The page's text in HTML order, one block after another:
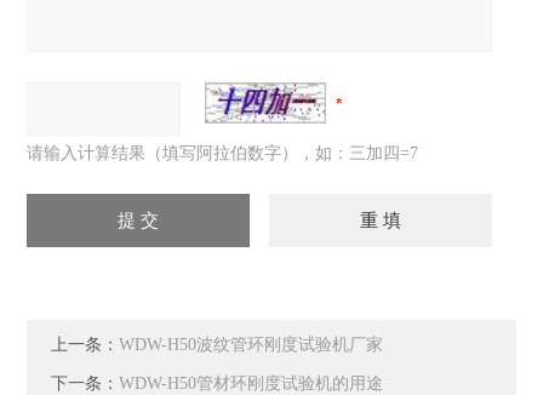
请输入计算结果（填写阿拉伯数字），如：三加四=7
上一条：WDW-H50波纹管环刚度试验机厂家
下一条：WDW-H50管材环刚度试验机的用途